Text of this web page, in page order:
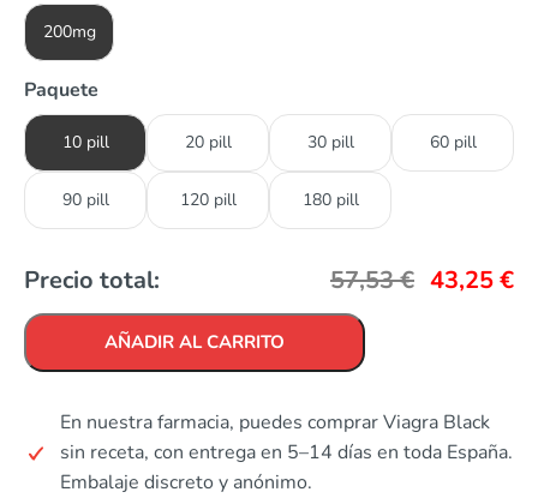
200mg
Paquete
10 pill 20 pill 30 pill 60 pill
90 pill 120 pill 180 pill
Precio total: 57,53€ 43,25€
AÑADIR AL CARRITO
En nuestra farmacia, puedes comprar Viagra Black
sin receta, con entrega en 5–14 días en toda España.
Embalaje discreto y anónimo.